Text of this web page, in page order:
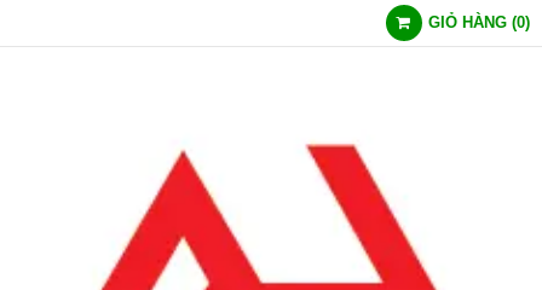
GIỎ HÀNG (0)